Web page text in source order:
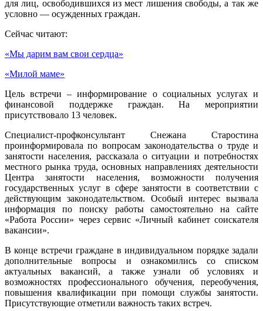
для лиц, освободившихся из мест лишения свободы, а так же
условно — осужденных граждан.
Сейчас читают:
«Мы дарим вам свои сердца»
«Милой маме»
Цель встречи – информирование о социальных услугах и
финансовой поддержке граждан. На мероприятии
присутствовало 13 человек.
Специалист-профконсультант Снежана Старостина
проинформировала по вопросам законодательства о труде и
занятости населения, рассказала о ситуации и потребностях
местного рынка труда, основных направлениях деятельности
Центра занятости населения, возможности получения
государственных услуг в сфере занятости в соответствии с
действующим законодательством. Особый интерес вызвала
информация по поиску работы самостоятельно на сайте
«Работа России» через сервис «Личный кабинет соискателя
вакансии».
В конце встречи граждане в индивидуальном порядке задали
дополнительные вопросы и ознакомились со списком
актуальных вакансий, а также узнали об условиях и
возможностях профессионального обучения, переобучения,
повышения квалификации при помощи службы занятости.
Присутствующие отметили важность таких встреч.